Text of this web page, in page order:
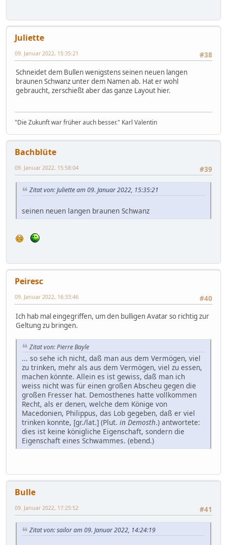
Juliette
#38
09. Januar 2022, 15:35:21
Schneidet dem Bullen wenigstens seinen neuen langen
braunen Schwanz unter dem Namen ab. Hat er wohl
gebraucht, zerschießt aber das ganze Layout hier.
"Die Zukunft war früher auch besser." Karl Valentin
Bachblüte
#39
09. Januar 2022, 15:58:04
Zitat von: Juliette am 09. Januar 2022, 15:35:21
seinen neuen langen braunen Schwanz
Peiresc
#40
09. Januar 2022, 16:33:46
Ich hab mal eingegriffen, um den bulligen Avatar so richtig zur
Geltung zu bringen.
Zitat von: Pierre Bayle
... so sehe ich nicht, daß man aus dem Vermögen, viel
zu trinken, mehr als aus dem Vermögen, viel zu essen,
machen könnte. Allein es ist gewiss, daß man ich
weiss nicht was für einen großen Abscheu gegen die
großen Fresser hat. Demosthenes hatte vollkommen
Recht, als er denen, welche dem Könige von
Macedonien, Philippus, das Lob gegeben, daß er viel
trinken konnte, [gr./lat.] (Plut. in Demosth.) antwortete:
dies ist keine königliche Eigenschaft, sondern die
Eigenschaft eines Schwammes. (ebend.)
Bulle
#41
09. Januar 2022, 17:25:52
Zitat von: sailor am 09. Januar 2022, 14:24:19